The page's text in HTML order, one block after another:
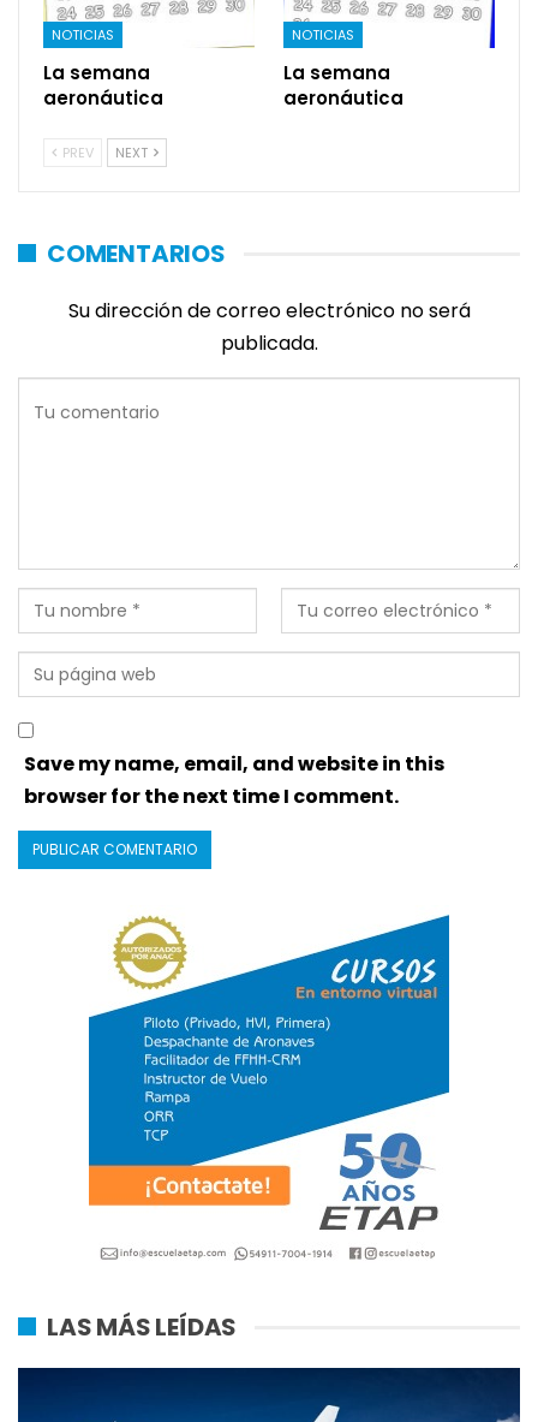
NOTICIAS
La semana
aeronáutica
NOTICIAS
La semana
aeronáutica
PREV NEXT
COMENTARIOS
Su dirección de correo electrónico no será
publicada.
Save my name, email, and website in this
browser for the next time I comment.
LAS MÁS LEÍDAS